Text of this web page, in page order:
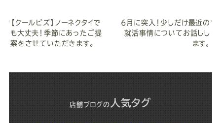
【クールビズ】ノーネクタイで
も大丈夫！季節にあったご提
案をさせていただきます。
6月に突入！少しだけ最近の
就活事情についてお話しし
ます。
店舗ブログ の 人気タグ